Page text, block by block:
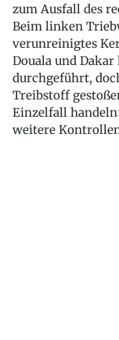
zum Ausfall des
Beim linken
verunreinigtes
Douala und
durchgeführt,
Treibstoff
Einzelfall
weitere